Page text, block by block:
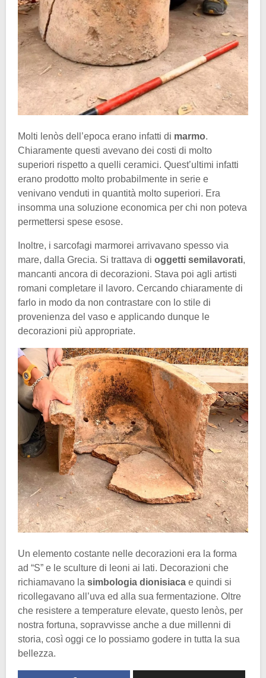
Molti lenòs dell’epoca erano infatti di marmo.
Chiaramente questi avevano dei costi di molto
superiori rispetto a quelli ceramici. Quest’ultimi infatti
erano prodotto molto probabilmente in serie e
venivano venduti in quantità molto superiori. Era
insomma una soluzione economica per chi non poteva
permettersi spese esose.
Inoltre, i sarcofagi marmorei arrivavano spesso via
mare, dalla Grecia. Si trattava di oggetti semilavorati,
mancanti ancora di decorazioni. Stava poi agli artisti
romani completare il lavoro. Cercando chiaramente di
farlo in modo da non contrastare con lo stile di
provenienza del vaso e applicando dunque le
decorazioni più appropriate.
Un elemento costante nelle decorazioni era la forma
ad “S” e le sculture di leoni ai lati. Decorazioni che
richiamavano la simbologia dionisiaca e quindi si
ricollegavano all’uva ed alla sua fermentazione. Oltre
che resistere a temperature elevate, questo lenòs, per
nostra fortuna, sopravvisse anche a due millenni di
storia, così oggi ce lo possiamo godere in tutta la sua
bellezza.